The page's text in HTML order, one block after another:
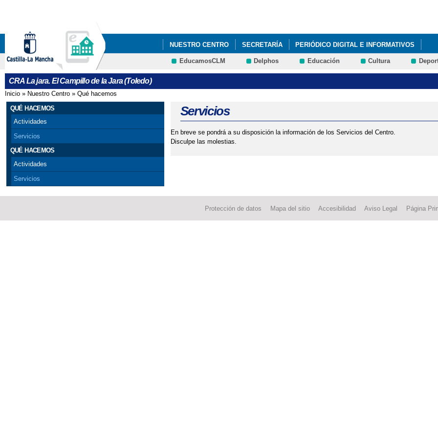
NUESTRO CENTRO SECRETARÍA PERIÓDICO DIGITAL E INFORMATIVOS
LES RECORDAMOS QUE EL PRÓXIMO LUNES 9 DE MARZO NO ES LECTIVO.
EducamosCLM Delphos Educación Cultura
CRA La jara. El Campillo de la Jara (Toledo)
Se encuentra usted aquí
Inicio » Nuestro Centro » Qué hacemos
QUÉ HACEMOS
Actividades
Servicios
QUÉ HACEMOS
Actividades
Servicios
Servicios
En breve se pondrá a su disposición la información de los Servicios del Centro.
Disculpe las molestias.
Protección de datos Mapa del sitio Accesibilidad Aviso Legal Página